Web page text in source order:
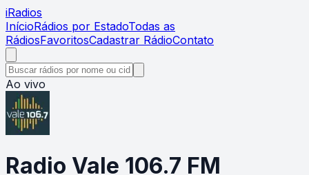
iRadios
InícioRádios por EstadoTodas as
RádiosFavoritosCadastrar RádioContato
Ao vivo
Radio Vale 106.7 FM